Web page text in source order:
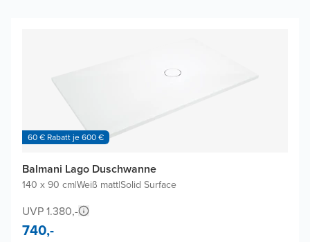
60 € Rabatt je 600 €
Balmani Lago Duschwanne
140 x 90 cm|Weiß matt|Solid Surface
UVP 1.380,-
740,-